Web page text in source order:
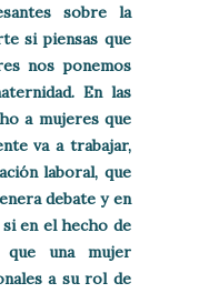
sobre la
si piensas que
nos ponemos
En las
a mujeres que
va a trabajar,
laboral, que
debate y en
en el hecho de
una mujer
a su rol de